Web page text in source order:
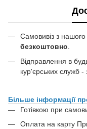
Самовивіз з
безкоштовно
Відправлення в
кур'єрських служб -
Більше інформації
Готівкою при
Оплата на карту